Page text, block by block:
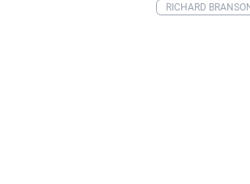
RICHARD